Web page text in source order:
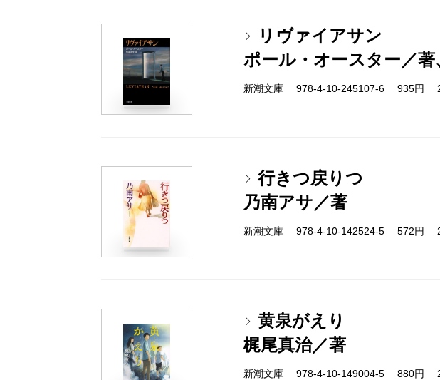
リヴァイアサン
ポール・オースター／著
新潮文庫 978-4-10-245107-6 935円
行きつ戻りつ
乃南アサ／著
新潮文庫 978-4-10-142524-5 572円
黄泉がえり
梶尾真治／著
新潮文庫 978-4-10-149004-5 880円